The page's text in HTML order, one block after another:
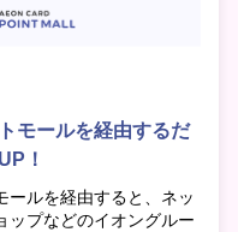
モールを経由するだ
！
ールを経由すると、ネッ
ップなどのイオングルー